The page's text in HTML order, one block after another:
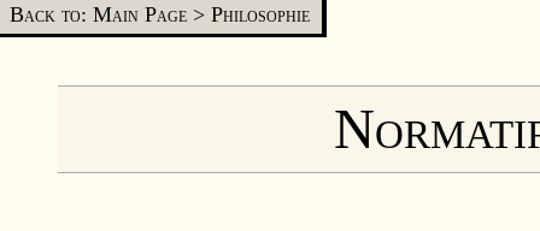
Back to: Main Page >Philosophie